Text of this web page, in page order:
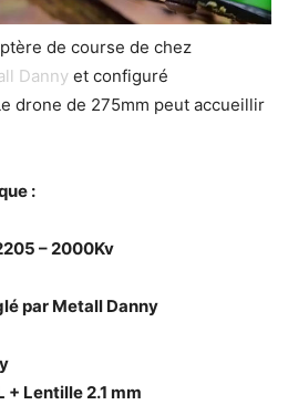
de course de chez
Danny et configuré
drone de 275mm peut accueillir
:
– 2000Kv
par Metall Danny
+ Lentille 2.1 mm